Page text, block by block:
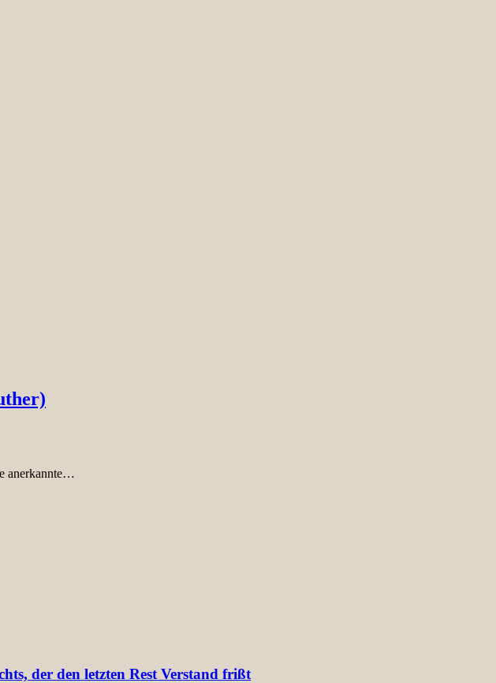
anerkannte…
der den letzten Rest Verstand frißt